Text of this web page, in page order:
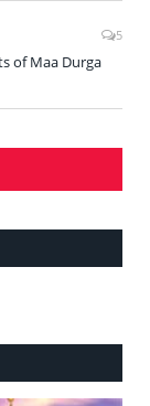
5
of Maa Durga